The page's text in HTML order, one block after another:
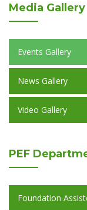
Media Gallery
Events Gallery
News Gallery
Video Gallery
PEF
Foundation